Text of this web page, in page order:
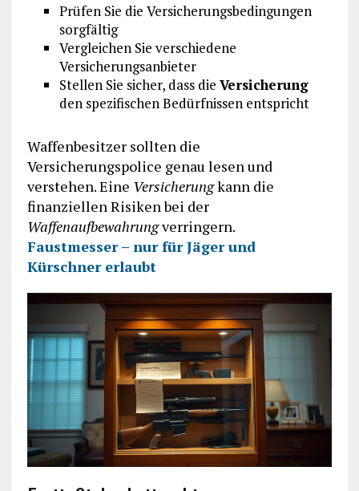
Prüfen Sie die Versicherungsbedingungen
sorgfältig
Vergleichen Sie verschiedene
Versicherungsanbieter
Stellen Sie sicher, dass die Versicherung
den spezifischen Bedürfnissen entspricht
Waffenbesitzer sollten die
Versicherungspolice genau lesen und
verstehen. Eine Versicherungkann die
finanziellen Risiken bei der
Waffenaufbewahrungverringern.
Faustmesser – nur für Jäger und
Kürschner erlaubt